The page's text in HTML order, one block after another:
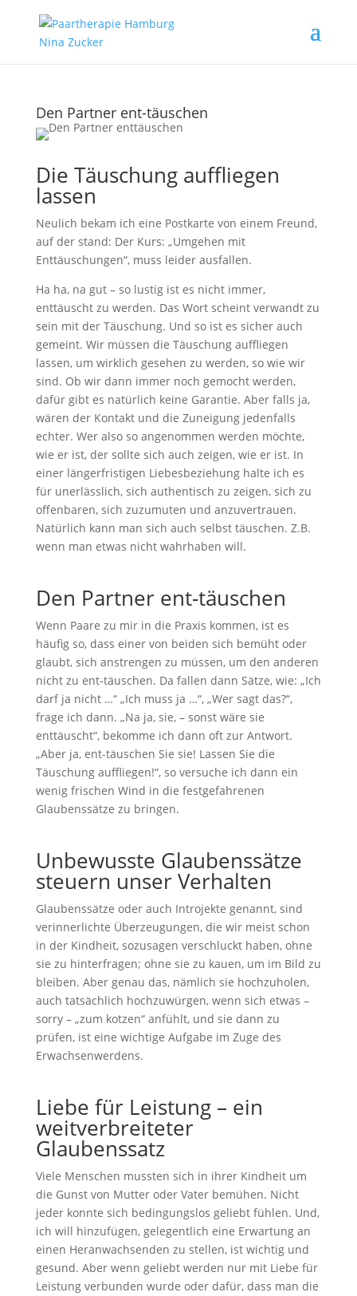
Den Partner ent-täuschen
Die Täuschung auffliegen
lassen
Neulich bekam ich eine Postkarte von einem Freund,
auf der stand: Der Kurs: „Umgehen mit
Enttäuschungen“, muss leider ausfallen.
Ha ha, na gut – so lustig ist es nicht immer,
enttäuscht zu werden. Das Wort scheint verwandt zu
sein mit der Täuschung. Und so ist es sicher auch
gemeint. Wir müssen die Täuschung auffliegen
lassen, um wirklich gesehen zu werden, so wie wir
sind. Ob wir dann immer noch gemocht werden,
dafür gibt es natürlich keine Garantie. Aber falls ja,
wären der Kontakt und die Zuneigung jedenfalls
echter. Wer also so angenommen werden möchte,
wie er ist, der sollte sich auch zeigen, wie er ist. In
einer längerfristigen Liebesbeziehung halte ich es
für unerlässlich, sich authentisch zu zeigen, sich zu
offenbaren, sich zuzumuten und anzuvertrauen.
Natürlich kann man sich auch selbst täuschen. Z.B.
wenn man etwas nicht wahrhaben will.
Den Partner ent-täuschen
Wenn Paare zu mir in die Praxis kommen, ist es
häufig so, dass einer von beiden sich bemüht oder
glaubt, sich anstrengen zu müssen, um den anderen
nicht zu ent-täuschen. Da fallen dann Sätze, wie: „Ich
darf ja nicht …“ „Ich muss ja …“, „Wer sagt das?“,
frage ich dann. „Na ja, sie, – sonst wäre sie
enttäuscht“, bekomme ich dann oft zur Antwort.
„Aber ja, ent-täuschen Sie sie! Lassen Sie die
Täuschung auffliegen!“, so versuche ich dann ein
wenig frischen Wind in die festgefahrenen
Glaubenssätze zu bringen.
Unbewusste Glaubenssätze
steuern unser Verhalten
Glaubenssätze oder auch Introjekte genannt, sind
verinnerlichte Überzeugungen, die wir meist schon
in der Kindheit, sozusagen verschluckt haben, ohne
sie zu hinterfragen; ohne sie zu kauen, um im Bild zu
bleiben. Aber genau das, nämlich sie hochzuholen,
auch tatsächlich hochzuwürgen, wenn sich etwas –
sorry – „zum kotzen“ anfühlt, und sie dann zu
prüfen, ist eine wichtige Aufgabe im Zuge des
Erwachsenwerdens.
Liebe für Leistung – ein
weitverbreiteter
Glaubenssatz
Viele Menschen mussten sich in ihrer Kindheit um
die Gunst von Mutter oder Vater bemühen. Nicht
jeder konnte sich bedingungslos geliebt fühlen. Und,
ich will hinzufügen, gelegentlich eine Erwartung an
einen Heranwachsenden zu stellen, ist wichtig und
gesund. Aber wenn geliebt werden nur mit Liebe für
Leistung verbunden wurde oder dafür, dass man die